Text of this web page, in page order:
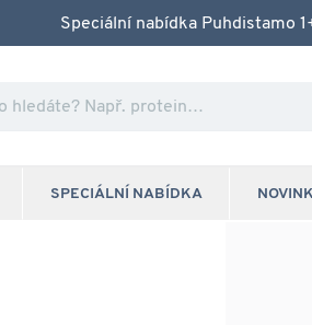
Speciální nabídka Puhdistamo
SPECIÁLNÍ NABÍDKA